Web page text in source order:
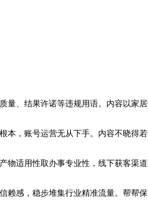
、结果许诺等违规用语。内容以家
，账号运营无从下手。内容不晓得
适用性取办事专业性，线下获客渠
感，稳步堆集行业精准流量。帮帮